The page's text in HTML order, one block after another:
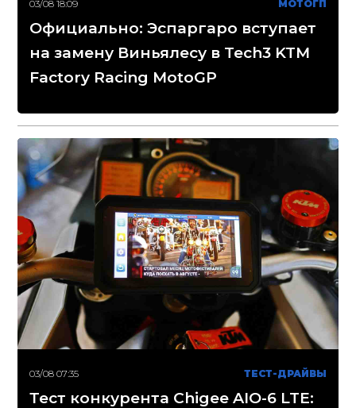
03/08 18:09 МОТОГП
Официально: Эспаргаро вступает
на замену Виньялесу в Tech3 KTM
Factory Racing MotoGP
03/08 07:35 ТЕСТ-ДРАЙВЫ
Тест конкурента Chigee AIO-6 LTE: